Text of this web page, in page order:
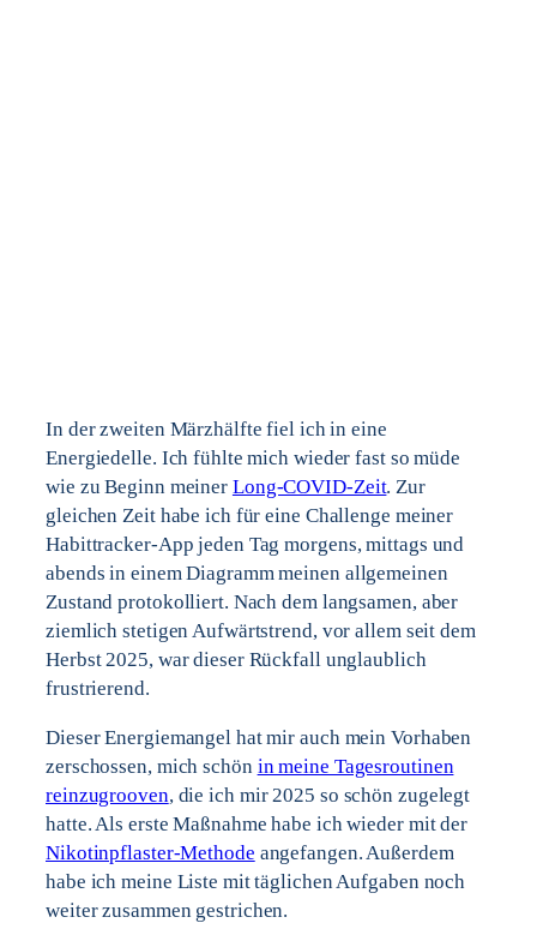
In der zweiten Märzhälfte fiel ich in eine
Energiedelle. Ich fühlte mich wieder fast so müde
wie zu Beginn meiner Long-COVID-Zeit. Zur
gleichen Zeit habe ich für eine Challenge meiner
Habittracker-App jeden Tag morgens, mittags und
abends in einem Diagramm meinen allgemeinen
Zustand protokolliert. Nach dem langsamen, aber
ziemlich stetigen Aufwärtstrend, vor allem seit dem
Herbst 2025, war dieser Rückfall unglaublich
frustrierend.
Dieser Energiemangel hat mir auch mein Vorhaben
zerschossen, mich schön in meine Tagesroutinen
reinzugrooven, die ich mir 2025 so schön zugelegt
hatte. Als erste Maßnahme habe ich wieder mit der
Nikotinpflaster-Methode angefangen. Außerdem
habe ich meine Liste mit täglichen Aufgaben noch
weiter zusammen gestrichen.